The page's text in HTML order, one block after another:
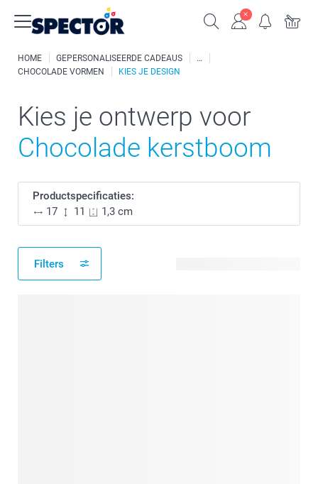
HOME
GEPERSONALISEERDE CADEAUS
CHOCOLADE VORMEN
KIES JE DESIGN
Kies je ontwerp voor
Chocolade kerstboom
Productspecificaties:
17
11 1,3 cm
Filters